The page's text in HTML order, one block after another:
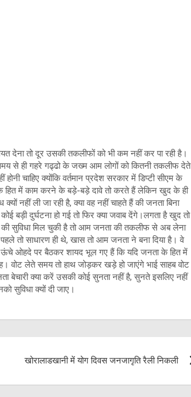
तो दूर उसकी तकलीफों को भी कम नहीं कर पा रही है।
से ही गहरे गढ्ढो के जख्म आम लोगों को कितनी तकलीफ देते
चाहिए क्योंकि वर्तमान प्रदेश सरकार में डिप्टी सीएम के
हित में काम करने के बड़े-बड़े दावे तो करते हैं लेकिन खुद के ही
नहीं ली जा रही है, क्या वह नहीं चाहते हैं की जनता बिना
बड़ी दुर्घटना हो गई तो फिर क्या जवाब देंगे।लगता है खुद तो
की सुविधा मिल चुकी है तो आम जनता की तकलीफ से अब लेना
तो साधारण ही थे, खास तो आम जनता ने बना दिया है। वे
ऊंचे ओहदे पर बैठकर शायद भूल गए हैं कि यदि जनता के हित में
वोट लेते समय तो हाथ जोड़कर खड़े हो जाएंगे भाई साहब वोट
बेचारी क्या करें उसकी कोई सुनता नहीं है, सुनते इसलिए नहीं
सुविधा क्यों दी जाए।
खोरालाडखानी में योग दिवस जनजागृति रैली निकली